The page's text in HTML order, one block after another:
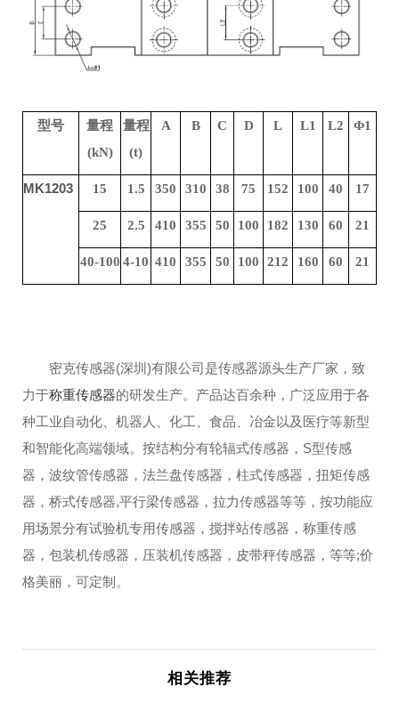
型号
量程
(kN)
量程
(t)
A B C D L L1 L2 Φ1
MK1203 15 1.5 350 310 38 75 152 100 40 17
25 2.5 410 355 50 100 182 130 60 21
40-100 4-10 410 355 50 100 212 160 60 21
密克传感器(深圳)有限公司是传感器源头生产厂家，致
力于称重传感器的研发生产。产品达百余种，广泛应用于各
种工业自动化、机器人、化工、食品、冶金以及医疗等新型
和智能化高端领域。按结构分有轮辐式传感器，S型传感
器，波纹管传感器，法兰盘传感器，柱式传感器，扭矩传感
器，桥式传感器,平行梁传感器，拉力传感器等等，按功能应
用场景分有试验机专用传感器，搅拌站传感器，称重传感
器，包装机传感器，压装机传感器，皮带秤传感器，等等;价
格美丽，可定制。
相关推荐